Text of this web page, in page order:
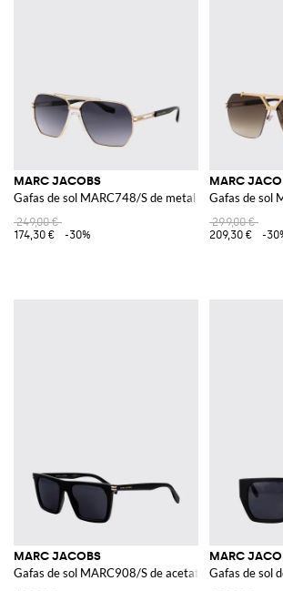
MARC JACOBS
Gafas de sol MARC748/S de metal y acetato
249,00 €
174,30 €
-30%
MARC
Gafas de sol
299,00 €
209,30 €
-
MARC JACOBS
Gafas de sol MARC908/S de acetato
MARC
Gafas de sol